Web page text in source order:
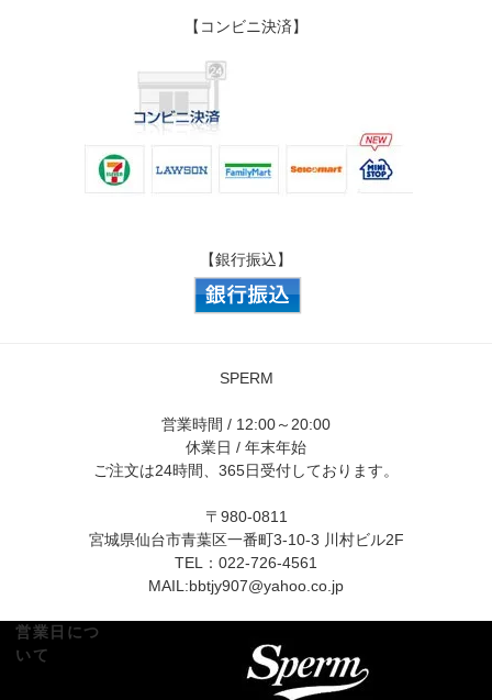
【コンビニ決済】
【銀行振込】
SPERM
営業時間 / 12:00～20:00
休業日 / 年末年始
ご注文は24時間、365日受付しております。
〒980-0811
宮城県仙台市青葉区一番町3-10-3 川村ビル2F
TEL：022-726-4561
MAIL:bbtjy907@yahoo.co.jp
営業日につ
いて